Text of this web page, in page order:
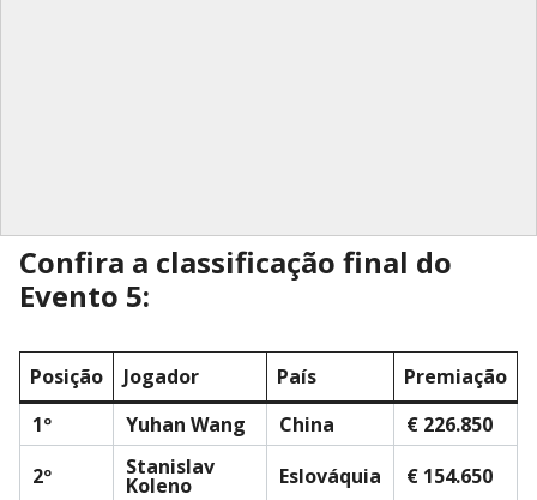
Confira a classificação final do
Evento 5:
Posição Jogador País
Premiação
1º
Yuhan Wang China
€ 226.850
2º
Stanislav
Koleno Eslováquia € 154.650